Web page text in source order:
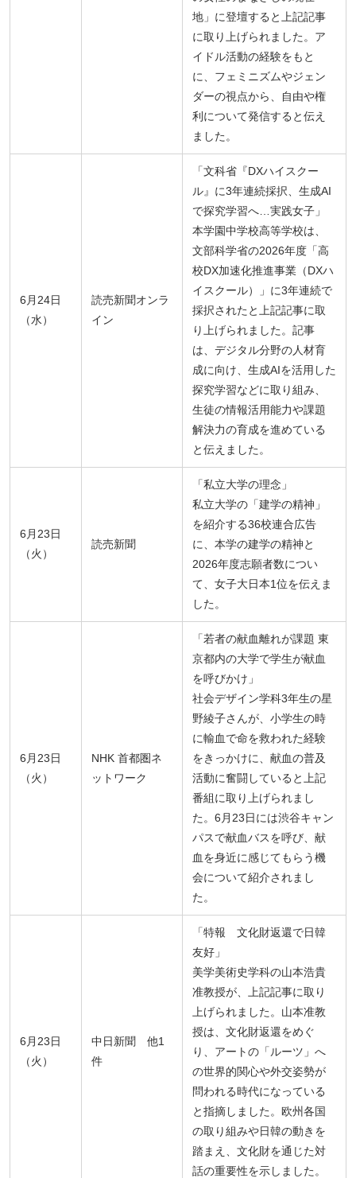
地」に登壇すると上記記事
に取り上げられました。ア
イドル活動の経験をもと
に、フェミニズムやジェン
ダーの視点から、自由や権
利について発信すると伝え
ました。
6月24日
（水）
読売新聞オンラ
イン
「文科省『DXハイスクー
ル』に3年連続採択、生成AI
で探究学習へ…実践女子」
本学園中学校高等学校は、
文部科学省の2026年度「高
校DX加速化推進事業（DXハ
イスクール）」に3年連続で
採択されたと上記記事に取
り上げられました。記事
は、デジタル分野の人材育
成に向け、生成AIを活用した
探究学習などに取り組み、
生徒の情報活用能力や課題
解決力の育成を進めている
と伝えました。
6月23日
（火）
読売新聞
「私立大学の理念」
私立大学の「建学の精神」
を紹介する36校連合広告
に、本学の建学の精神と
2026年度志願者数につい
て、女子大日本1位を伝えま
した。
6月23日
（火）
NHK 首都圏ネ
ットワーク
「若者の献血離れが課題 東
京都内の大学で学生が献血
を呼びかけ」
社会デザイン学科3年生の星
野綾子さんが、小学生の時
に輸血で命を救われた経験
をきっかけに、献血の普及
活動に奮闘していると上記
番組に取り上げられまし
た。6月23日には渋谷キャン
パスで献血バスを呼び、献
血を身近に感じてもらう機
会について紹介されまし
た。
6月23日
（火）
中日新聞 他1
件
「特報 文化財返還で日韓
友好」
美学美術史学科の山本浩貴
准教授が、上記記事に取り
上げられました。山本准教
授は、文化財返還をめぐ
り、アートの「ルーツ」へ
の世界的関心や外交姿勢が
問われる時代になっている
と指摘しました。欧州各国
の取り組みや日韓の動きを
踏まえ、文化財を通じた対
話の重要性を示しました。